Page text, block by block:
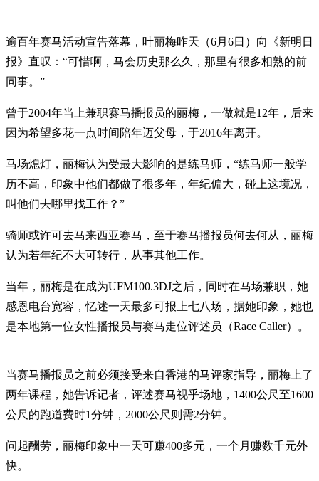
逾百年赛马活动宣告落幕，叶丽梅昨天（6月6日）向《新明日
报》直叹：“可惜啊，马会历史那么久，那里有很多相熟的前
同事。”
曾于2004年当上兼职赛马播报员的丽梅，一做就是12年，后来
因为希望多花一点时间陪年迈父母，于2016年离开。
马场熄灯，丽梅认为受最大影响的是练马师，“练马师一般学
历不高，印象中他们都做了很多年，年纪偏大，碰上这境况，
叫他们去哪里找工作？”
骑师或许可去马来西亚赛马，至于赛马播报员何去何从，丽梅
认为若年纪不大可转行，从事其他工作。
当年，丽梅是在成为UFM100.3DJ之后，同时在马场兼职，她
感恩电台宽容，忆述一天最多可报上七八场，据她印象，她也
是本地第一位女性播报员与赛马走位评述员（Race Caller）。
当赛马播报员之前必须接受来自香港的马评家指导，丽梅上了
两年课程，她告诉记者，评述赛马视乎场地，1400公尺至1600
公尺的跑道费时1分钟，2000公尺则需2分钟。
问起酬劳，丽梅印象中一天可赚400多元，一个月赚数千元外
快。